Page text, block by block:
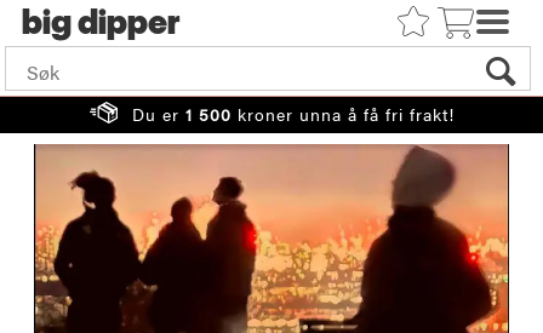
big
Du er 1 500 kroner unna å få fri frakt!